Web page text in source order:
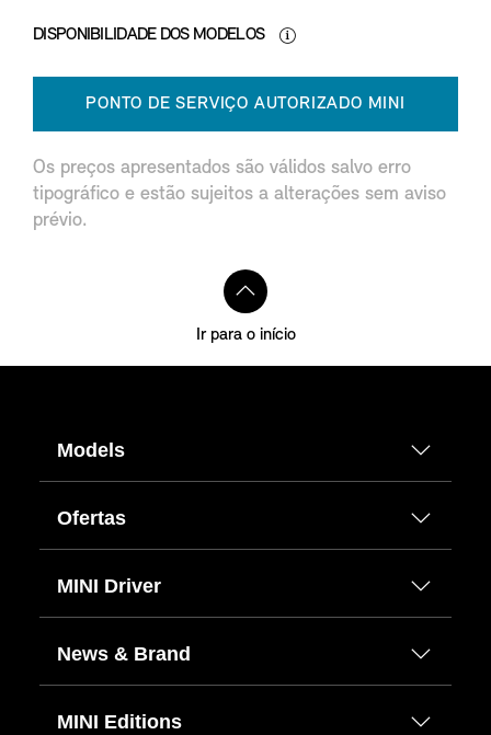
DISPONIBILIDADE DOS MODELOS
PONTO DE SERVIÇO AUTORIZADO MINI
Os preços apresentados são válidos salvo erro
tipográfico e estão sujeitos a alterações sem aviso
prévio.
Ir para o início
Models
Ofertas
MINI Driver
News & Brand
MINI Editions